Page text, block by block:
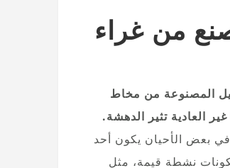
من غراء
المصنوعة من مخاط
العادية تثير الدهشة.
بعض الأحيان يكون أحد
نشطة قيمة، مثل